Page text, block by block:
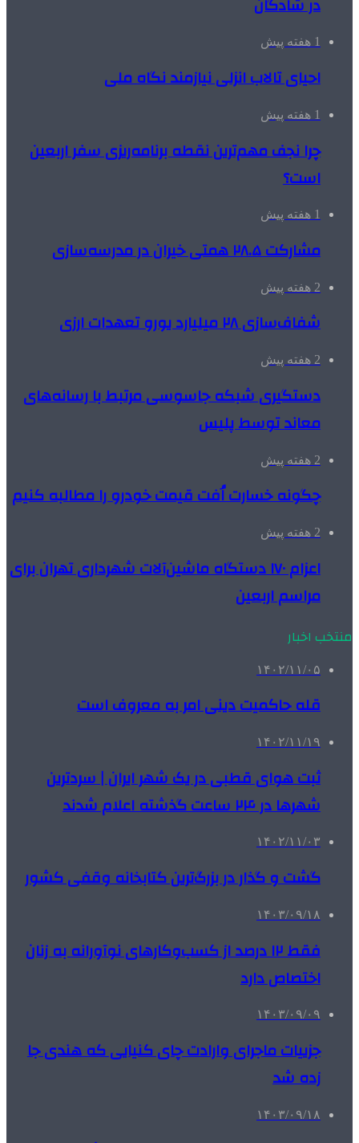
1 هفته پیش
احیای تالاب انزلی نیازمند نگاه ملی
1 هفته پیش
چرا نجف مهم‌ترین نقطه برنامه‌ریزی سفر اربعین
است؟
1 هفته پیش
مشارکت ۲۸.۵ همتی خیران در مدرسه‌سازی
2 هفته پیش
شفاف‌سازی ۲۸ میلیارد یورو تعهدات ارزی
2 هفته پیش
دستگیری شبکه جاسوسی مرتبط با رسانه‌های
معاند توسط پلیس
2 هفته پیش
چگونه خسارت اُفت قیمت خودرو را مطالبه کنیم
2 هفته پیش
اعزام ۱۷۰ دستگاه ماشین‌آلات شهرداری تهران برای
مراسم اربعین
منتخب اخبار
۱۴۰۲/۱۱/۰۵
قله حاکمیت دینی امر به معروف است
۱۴۰۲/۱۱/۱۹
ثبت هوای قطبی در یک شهر ایران | سردترین
شهرها در ۲۴ ساعت گذشته اعلام شدند
۱۴۰۲/۱۱/۰۳
گشت و گذار در بزرگ‌ترین کتابخانه وقفی کشور
۱۴۰۳/۰۹/۱۸
فقط ۱۲ درصد از کسب‌وکارهای نوآورانه به زنان
اختصاص دارد
۱۴۰۳/۰۹/۰۹
جزییات ماجرای وارادت چای‌ کنیایی که هندی جا
زده شد
۱۴۰۳/۰۹/۱۸